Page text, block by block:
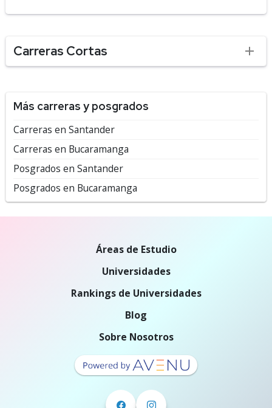
Carreras Cortas
Más carreras y posgrados
Carreras en Santander
Carreras en Bucaramanga
Posgrados en Santander
Posgrados en Bucaramanga
Áreas de Estudio
Universidades
Rankings de Universidades
Blog
Sobre Nosotros